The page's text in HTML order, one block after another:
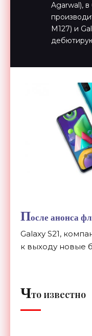
Agarwal),
M127) и
После анонса
Galaxy S21,
к выходу новые
Что известно